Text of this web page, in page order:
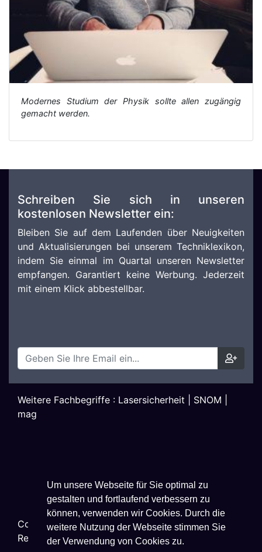
Um unsere Webseite für Sie optimal zu
gestalten und fortlaufend verbessern zu
können, verwenden wir Cookies. Durch die
weitere Nutzung der Webseite stimmen Sie
der Verwendung von Cookies zu.
Modernes Studium der Physik sollte allen zugängig
gemacht werden.
Schreiben Sie sich in unseren
kostenlosen Newsletter ein:
Bleiben Sie auf dem Laufenden über Neuigkeiten
und Aktualisierungen bei unserem Techniklexikon,
indem Sie einmal im Quartal unseren Newsletter
empfangen. Garantiert keine Werbung. Jederzeit
mit einem Klick abbestellbar.
Weitere Fachbegriffe : Lasersicherheit SNOM
mag
Copyright © 2026Techniklexikon.net - All Rights
Reserved.